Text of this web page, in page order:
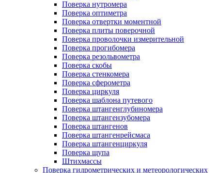
Поверка нутромера
Поверка оптиметра
Поверка отвертки моментной
Поверка плиты поверочной
Поверка проволочки измерительной
Поверка прогибомера
Поверка резольвометра
Поверка скобы
Поверка стенкомера
Поверка сферометра
Поверка циркуля
Поверка шаблона путевого
Поверка штангенглубиномера
Поверка штангензубомера
Поверка штангенов
Поверка штангенрейсмаса
Поверка штангенциркуля
Поверка щупа
Штихмассы
Поверка гидрометрических и метеорологических